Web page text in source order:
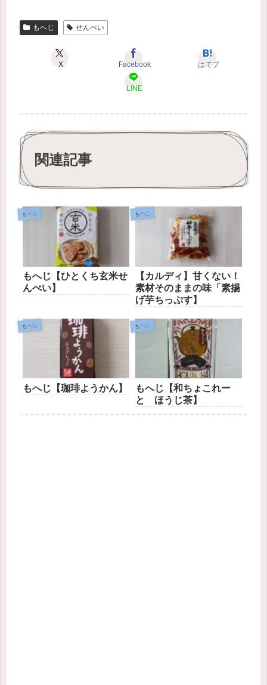
もへじ せんべい
X Facebook はてブ
LINE
関連記事
もへじ
もへじ【ひとくち玄米せ
んべい】
もへじ
【カルディ】甘くない！
素材そのままの味「素揚
げ芋ちっぷす】
もへじ
もへじ【珈琲ようかん】
もへじ
もへじ【和ちょこれー
と ほうじ茶】